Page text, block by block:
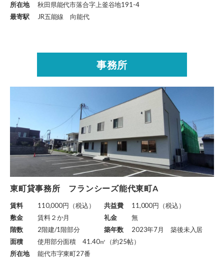
所在地
秋田県能代市落合字上釜谷地191-4
最寄駅
JR五能線 向能代
事務所
東町貸事務所 フランシーズ能代東町A
賃料 110,000円（税込） 共益費
11,000円（税込）
敷金
賃料２か月 礼金
無
階数
2階建/1階部分 築年数
2023年7月 築後未入居
面積
使用部分面積 41.40㎡（約25帖）
所在地
能代市字東町27番